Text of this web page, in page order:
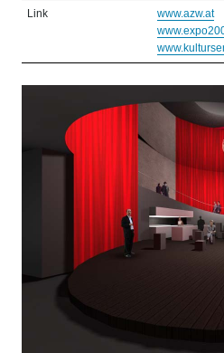
Link
www.azw.at